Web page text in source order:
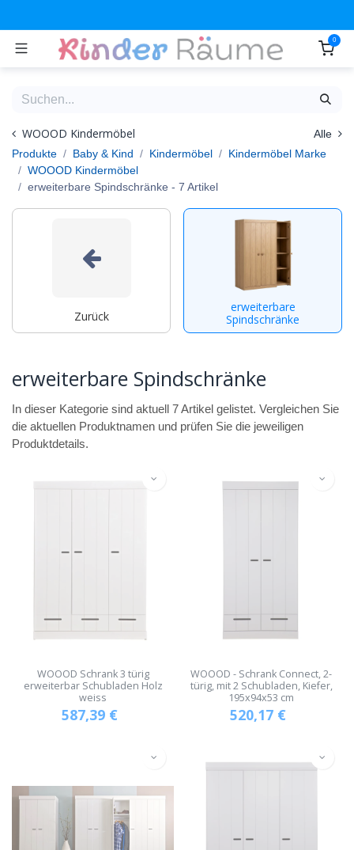
0
WOOOD Kindermöbel
Alle
Produkte
Baby & Kind Kindermöbel
Kindermöbel Marke
WOOOD Kindermöbel
erweiterbare Spindschränke - 7 Artikel
Zurück
erweiterbare
Spindschränke
erweiterbare Spindschränke
In dieser Kategorie sind aktuell 7 Artikel gelistet. Vergleichen Sie
die aktuellen Produktnamen und prüfen Sie die jeweiligen
Produktdetails.
WOOOD Schrank 3 türig
erweiterbar Schubladen Holz
weiss
587,39 €
WOOOD - Schrank Connect, 2-
türig, mit 2 Schubladen, Kiefer,
195x94x53 cm
520,17 €